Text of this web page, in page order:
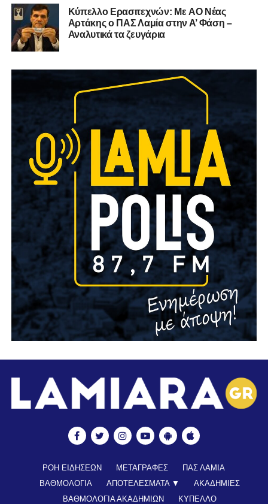
Kύπελλο Ερασιτεχνών: Με AO Nέας
Αρτάκης ο ΠΑΣ Λαμία στην Α’ Φάση –
Αναλυτικά τα ζευγάρια
ΡΟΗ ΕΙΔΗΣΕΩΝ ΜΕΤΑΓΡΑΦΕΣ
ΠΑΣ ΛΑΜΙΑ
ΒΑΘΜΟΛΟΓΙΑ
ΑΠΟΤΕΛΕΣΜΑΤΑ ▼
ΑΚΑΔΗΜΙΕΣ
ΒΑΘΜΟΛΟΓΙΑ ΑΚΑΔΗΜΙΩΝ
ΚΥΠΕΛΛΟ